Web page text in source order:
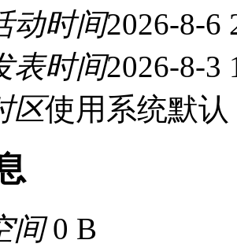
动时间2026-8-6
表时间2026-8-3
区使用系统默认
间0 B